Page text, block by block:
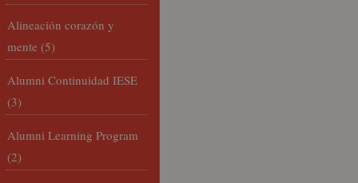
Alineación corazón y
mente (5)
Alumni Continuidad IESE
(3)
Alumni Learning Program
(2)